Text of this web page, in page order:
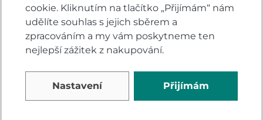
Buďte ve spojení
Tento motocykl vám kryje záda. Zcela nový je 5"
plnobarevný TFT displej, který se ovládá
podsvíceným spínačem s velmi přirozenou polohou
ruky umožňující lepší viditelnost za všech
cookie. Kliknutím na tlačítko „Přijímám“ nám
udělíte souhlas s jejich sběrem a
zpracováním a my vám poskytneme ten
nejlepší zážitek z nakupování.
Nastavení Přijímám